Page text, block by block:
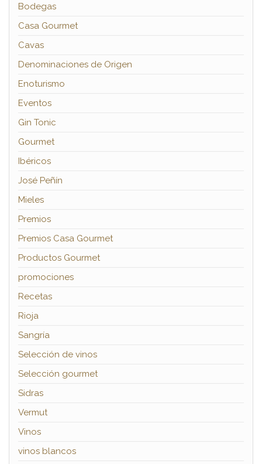
Bodegas
Casa Gourmet
Cavas
Denominaciones de Origen
Enoturismo
Eventos
Gin Tonic
Gourmet
Ibéricos
José Peñín
Mieles
Premios
Premios Casa Gourmet
Productos Gourmet
promociones
Recetas
Rioja
Sangría
Selección de vinos
Selección gourmet
Sidras
Vermut
Vinos
vinos blancos